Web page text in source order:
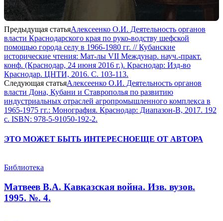
Предыдущая статьяАлексеенко О.И. Деятельность органов
власти Краснодарского края по руко-водству шефской
помощью города селу в 1966-1980 гг. // Кубанские
исторические чтения: Мат-лы VII Междунар. науч.-практ.
конф. (Краснодар, 24 июня 2016 г.). Краснодар: Изд-во
Краснодар. ЦНТИ, 2016. С. 103-113.
Следующая статьяАлексеенко О.И. Деятельность органов
власти Дона, Кубани и Ставрополья по развитию
индустриальных отраслей агропромышленного комплекса в
1965-1975 гг.: Монография. Краснодар: Диапазон-В, 2017. 192
с. ISBN: 978-5-91050-192-2.
ЭТО МОЖЕТ БЫТЬ ИНТЕРЕСНОЕЩЕ ОТ АВТОРА
Библиотека
Матвеев В.А. Кавказская война. Изв. вузов.
1995. №. 4.